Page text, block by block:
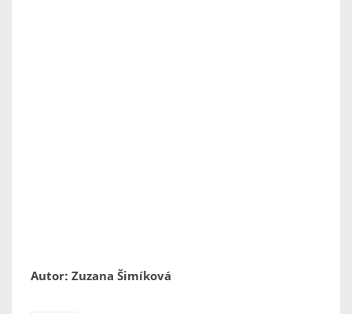
Autor: Zuzana Šimíková